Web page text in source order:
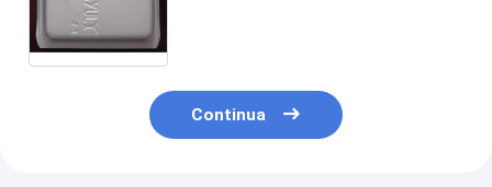
Continua